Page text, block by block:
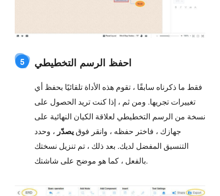
5 احفظ الرسم التخطيطي
فقط ما ذكرناه سابقًا ، تقوم هذه الأداة تلقائيًا بحفظ أي
تغييرات تجريها. ومن ثم ، إذا كنت تريد الحصول على
نسخة من الرسم التخطيطي لعلاقة الكيان النهائية على
جهازك ، فاختر حفظه ، وانقر فوقيصدّر ، وحدد
التنسيق المفضل لديك. بعد ذلك ، تم تنزيل نسختك
بالفعل ، كما هو موضح على شاشتك.